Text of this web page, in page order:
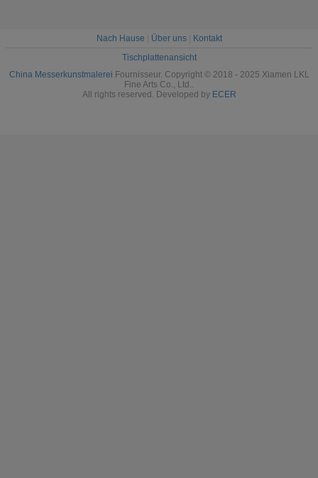
Nach Hause Über uns|
Kontakt
Tischplattenansicht
China Messerkunstmalerei Fournisseur. Copyright © 2018 - 2025 Xiamen LKL
Fine Arts Co., Ltd..
All rights reserved. Developed by ECER